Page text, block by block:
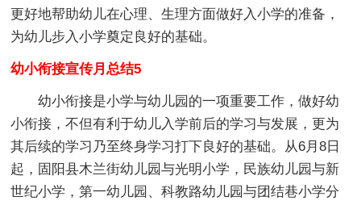
更好地帮助幼儿在心理、生理方面做好入小学的准备，
为幼儿步入小学奠定良好的基础。
幼小衔接宣传月总结5
幼小衔接是小学与幼儿园的一项重要工作，做好幼
小衔接，不但有利于幼儿入学前后的学习与发展，更为
其后续的学习乃至终身学习打下良好的基础。从6月8日
起，固阳县木兰街幼儿园与光明小学，民族幼儿园与新
世纪小学，第一幼儿园、科教路幼儿园与团结巷小学分